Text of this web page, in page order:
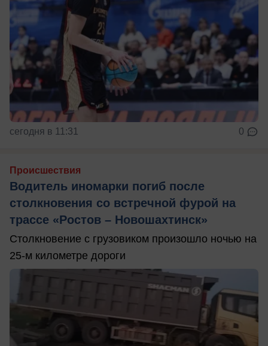
сегодня в 11:31 0
Происшествия
Водитель иномарки погиб после
столкновения со встречной фурой на
трассе «Ростов – Новошахтинск»
Столкновение с грузовиком произошло ночью на
25-м километре дороги